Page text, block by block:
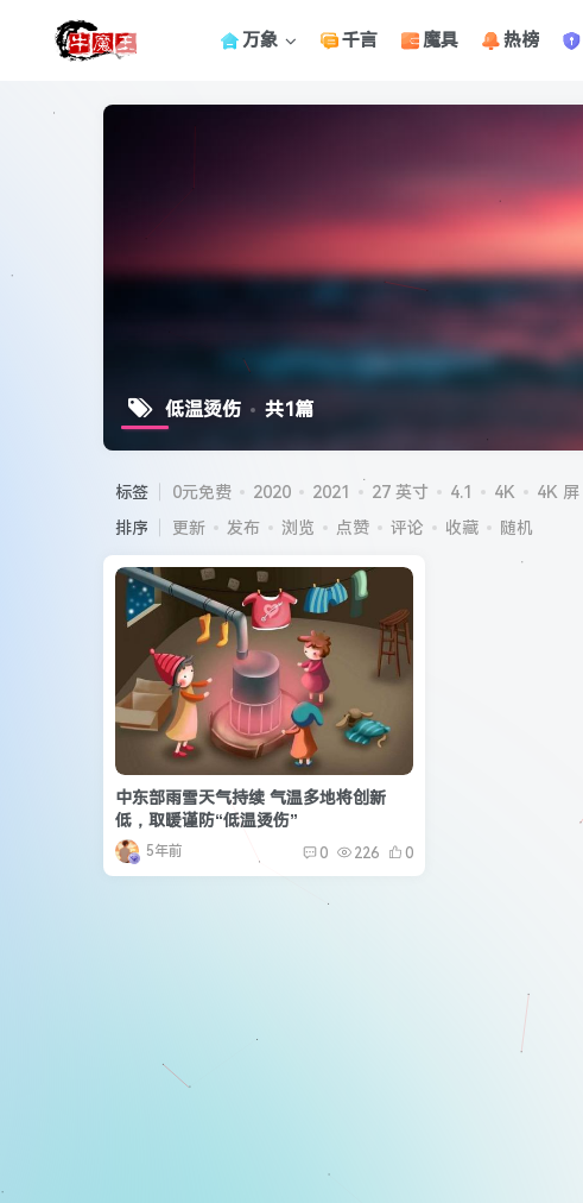
万象 千言 魔具 热榜
低温烫伤 共1篇
标签 0元免费 2020 2021 27 英寸 4.1 4K 4K 屏
排序
更新 发布 浏览 点赞 评论 收藏 随机
中东部雨雪天气持续 气温多地将创新
低，取暖谨防“低温烫伤”
5年前 0 226 0